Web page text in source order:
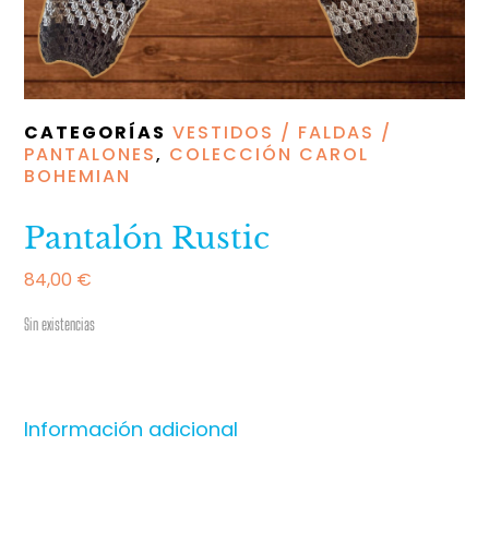
CATEGORÍAS VESTIDOS / FALDAS /
PANTALONES, COLECCIÓN CAROL
BOHEMIAN
Pantalón Rustic
84,00 €
Sin existencias
Información adicional